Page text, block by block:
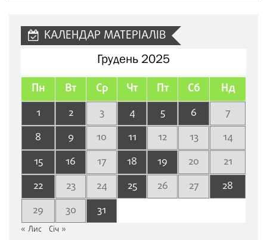
КАЛЕНДАР МАТЕРІАЛІВ
Грудень 2025
Пн Вт Ср Чт Пт Сб Нд
1 2 3 4 5 6
7
8
9 10 11 12 13
14
15
16 17 18 19 20
21
22
23 24 25 26 27
28
29
30 31
« Лис Січ »